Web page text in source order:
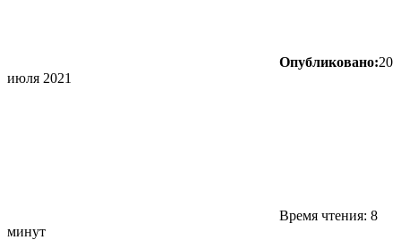
Опубликовано:20
июля 2021
Время чтения: 8
минут